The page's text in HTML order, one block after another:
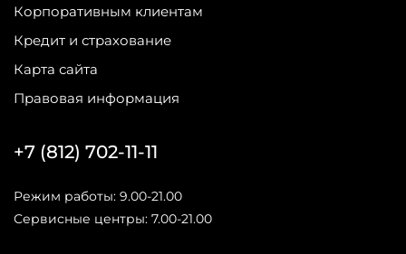
Корпоративным клиентам
Кредит и страхование
Карта сайта
Правовая информация
+7 (812) 702-11-11
Режим работы: 9.00-21.00
Сервисные центры: 7.00-21.00